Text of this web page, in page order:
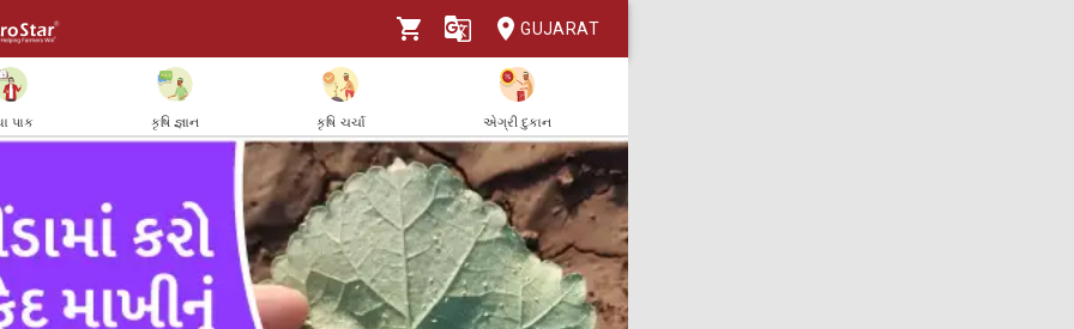
GUJARAT
પાક કૃષિ જ્ઞાન કૃષિ ચર્ચા એગ્રી દુકાન